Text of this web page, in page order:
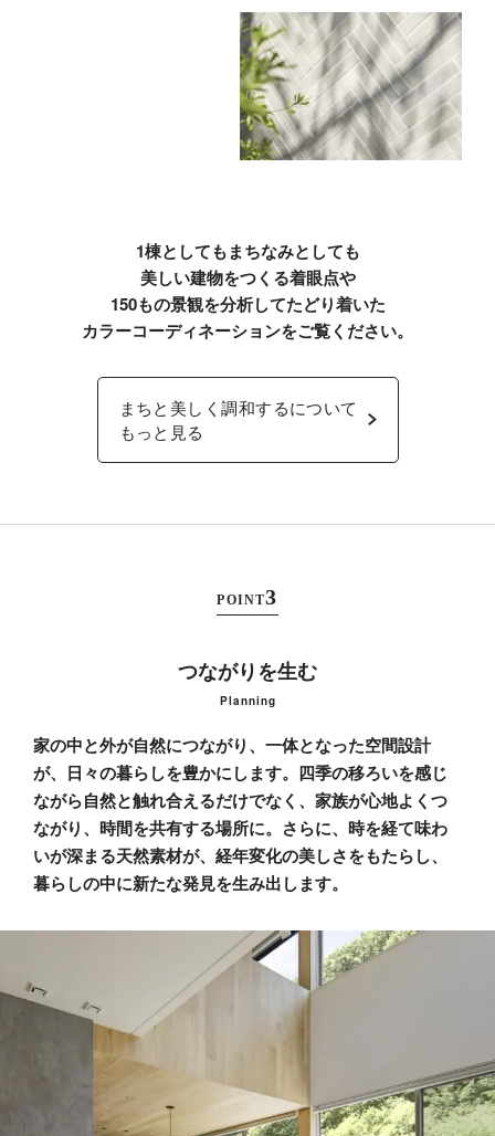
1棟としてもまちなみとしても
美しい建物をつくる着眼点や
150もの景観を分析してたどり着いた
カラーコーディネーションをご覧ください。
まちと美しく調和するについて
もっと見る
POINT
つながりを生む
Planning
家の中と外が自然につながり、一体となった空間設計
が、日々の暮らしを豊かにします。 四季の移ろいを感じ
ながら自然と触れ合えるだけでなく、家族が心地よくつ
ながり、時間を共有する場所に。 さらに、時を経て味わ
いが深まる天然素材が、経年変化の美しさをもたらし、
暮らしの中に新たな発見を生み出します。